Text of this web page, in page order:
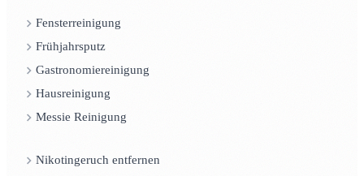
Fensterreinigung
Frühjahrsputz
Gastronomiereinigung
Hausreinigung
Messie Reinigung
Nikotingeruch entfernen